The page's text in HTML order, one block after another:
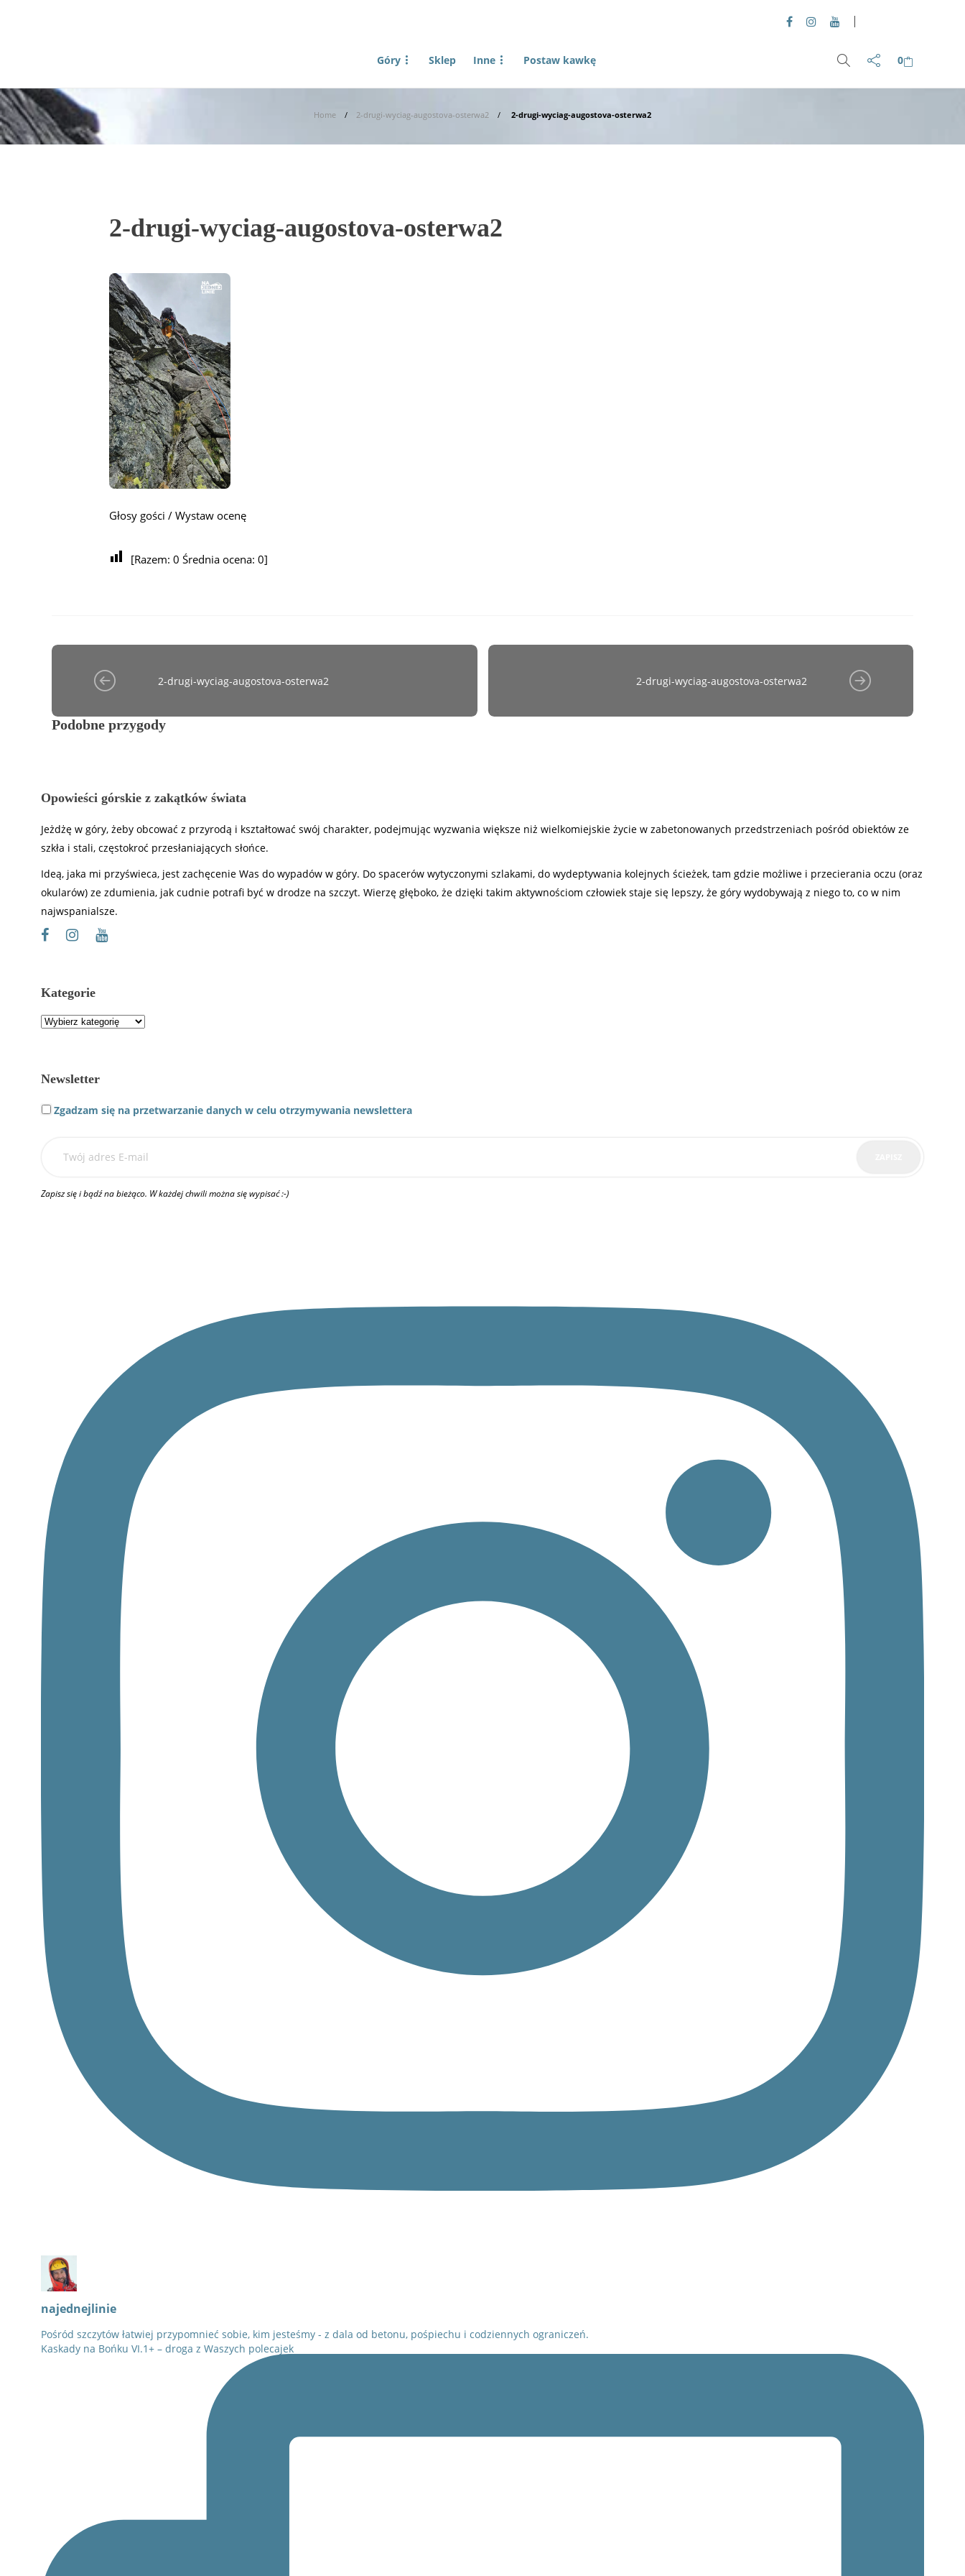
Góry Sklep Inne Postaw kawkę 0
Home 2-drugi-wyciag-augostova-osterwa2 2-drugi-wyciag-augostova-osterwa2
2-drugi-wyciag-augostova-osterwa2
Głosy gości / Wystaw ocenę
[Razem: 0 Średnia ocena: 0]
2-drugi-wyciag-augostova-osterwa2 2-drugi-wyciag-augostova-osterwa2
Podobne przygody
Opowieści górskie z zakątków świata
Jeżdżę w góry, żeby obcować z przyrodą i kształtować swój charakter, podejmując wyzwania większe niż wielkomiejskie życie w zabetonowanych przedstrzeniach pośród obiektów ze
szkła i stali, częstokroć przesłaniających słońce.
Ideą, jaka mi przyświeca, jest zachęcenie Was do wypadów w góry. Do spacerów wytyczonymi szlakami, do wydeptywania kolejnych ścieżek, tam gdzie możliwe i przecierania oczu (oraz
okularów) ze zdumienia, jak cudnie potrafi być w drodze na szczyt. Wierzę głęboko, że dzięki takim aktywnościom człowiek staje się lepszy, że góry wydobywają z niego to, co w nim
najwspanialsze.
Kategorie
Kategorie
Newsletter
Zgadzam się na przetwarzanie danych w celu otrzymywania newslettera
Zapisz się i bądź na bieżąco. W każdej chwili można się wypisać :-)
najednejlinie
Pośród szczytów łatwiej przypomnieć sobie, kim jesteśmy - z dala od betonu, pośpiechu i codziennych ograniczeń.
Kaskady na Bońku VI.1+ – droga z Waszych polecajek